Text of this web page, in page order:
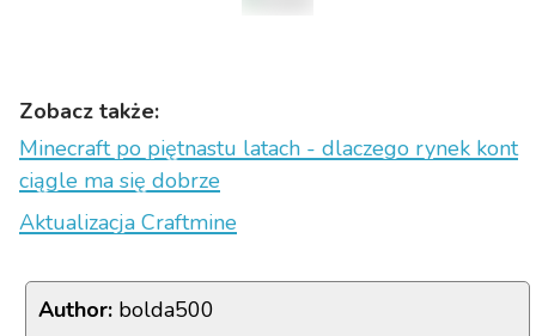
Zobacz także:
Minecraft po piętnastu latach - dlaczego rynek kont
ciągle ma się dobrze
Aktualizacja Craftmine
Author: bolda500